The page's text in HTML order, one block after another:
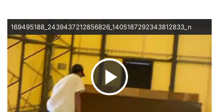
169495188_2439437212856826_1405187292343812833_n
ビ